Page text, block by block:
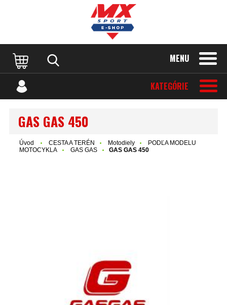
MENU
KATEGÓRIE
GAS GAS 450
Úvod CESTA A TERÉN Motodiely
PODĽA MODELU
MOTOCYKLA
GAS GAS GAS GAS 450